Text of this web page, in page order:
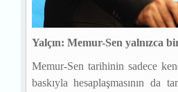
Yalçın: Memur-Sen yalnızca
Memur-Sen tarihinin sadece
baskıyla hesaplaşmasının da